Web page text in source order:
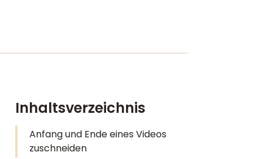
Inhaltsverzeichnis
Anfang und Ende eines Videos
zuschneiden